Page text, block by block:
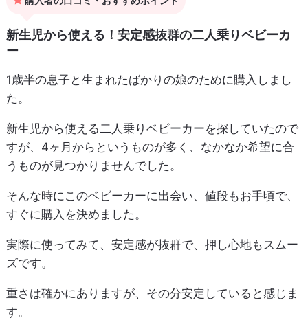
新生児から使える！安定感抜群の二人乗りベビーカ
ー
1歳半の息子と生まれたばかりの娘のために購入しまし
た。
新生児から使える二人乗りベビーカーを探していたので
すが、4ヶ月からというものが多く、なかなか希望に合
うものが見つかりませんでした。
そんな時にこのベビーカーに出会い、値段もお手頃で、
すぐに購入を決めました。
実際に使ってみて、安定感が抜群で、押し心地もスムー
ズです。
重さは確かにありますが、その分安定していると感じま
す。